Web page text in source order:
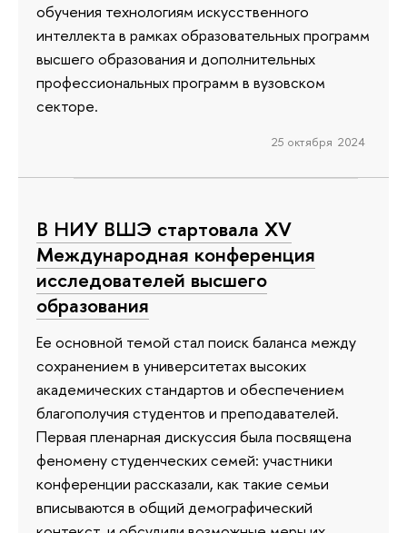
обучения технологиям искусственного
интеллекта в рамках образовательных программ
высшего образования и дополнительных
профессиональных программ в вузовском
секторе.
25 октября 2024
В НИУ ВШЭ стартовала XV
Международная конференция
исследователей высшего
образования
Ее основной темой стал поиск баланса между
сохранением в университетах высоких
академических стандартов и обеспечением
благополучия студентов и преподавателей.
Первая пленарная дискуссия была посвящена
феномену студенческих семей: участники
конференции рассказали, как такие семьи
вписываются в общий демографический